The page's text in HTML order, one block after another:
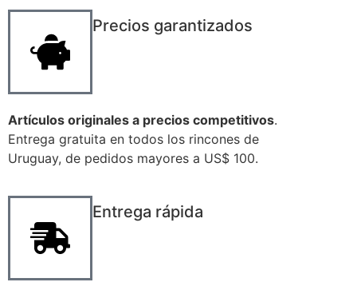
Precios garantizados
Artículos originales a precios competitivos.
Entrega gratuita en todos los rincones de
Uruguay, de pedidos mayores a US$ 100.
Entrega rápida